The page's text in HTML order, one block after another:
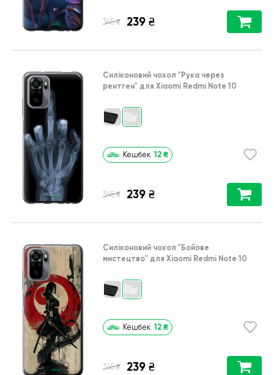
345 ₴ 239 ₴
Силіконовий чохол "Рука через
рентген" для Xiaomi Redmi Note 10
Кешбек 12 ₴
345 ₴ 239 ₴
Силіконовий чохол "Бойове
мистецтво" для Xiaomi Redmi Note 10
Кешбек 12 ₴
345 ₴ 239 ₴